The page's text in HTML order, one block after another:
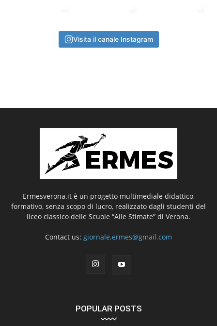
Visita il canale Instagram
Ermesverona.it è un progetto multimediale didattico,
formativo, senza scopo di lucro, realizzato dagli studenti del
liceo classico delle Scuole “Alle Stimate” di Verona.
Contact us: giornale.ermes@gmail.com
POPULAR POSTS